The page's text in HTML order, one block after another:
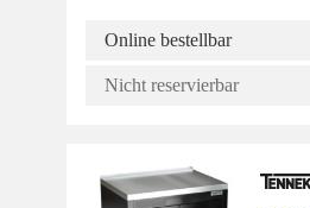
Online bestellbar
Nicht reservierbar